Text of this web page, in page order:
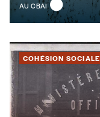
AU CBAI
COHÉSION SOCIALE